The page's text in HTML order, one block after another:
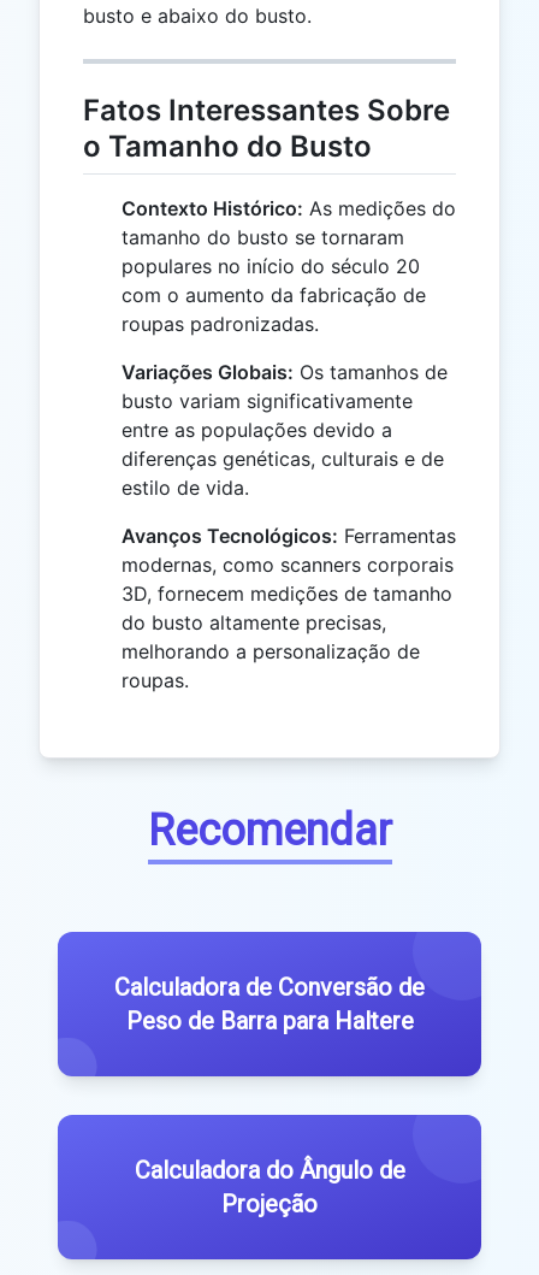
busto e abaixo do busto.
Fatos Interessantes Sobre
o Tamanho do Busto
Contexto Histórico: As medições do
tamanho do busto se tornaram
populares no início do século 20
com o aumento da fabricação de
roupas padronizadas.
Variações Globais: Os tamanhos de
busto variam significativamente
entre as populações devido a
diferenças genéticas, culturais e de
estilo de vida.
Avanços Tecnológicos: Ferramentas
modernas, como scanners corporais
3D, fornecem medições de tamanho
do busto altamente precisas,
melhorando a personalização de
roupas.
Recomendar
Calculadora de Conversão de
Peso de Barra para Haltere
Calculadora do Ângulo de
Projeção